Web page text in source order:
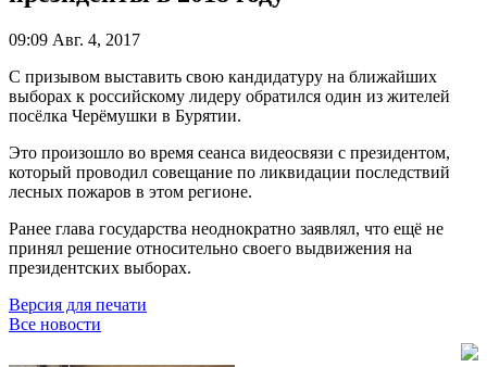
09:09 Авг. 4, 2017
С призывом выставить свою кандидатуру на ближайших
выборах к российскому лидеру обратился один из жителей
посёлка Черёмушки в Бурятии.
Это произошло во время сеанса видеосвязи с президентом,
который проводил совещание по ликвидации последствий
лесных пожаров в этом регионе.
Ранее глава государства неоднократно заявлял, что ещё не
принял решение относительно своего выдвижения на
президентских выборах.
Версия для печати
Все новости